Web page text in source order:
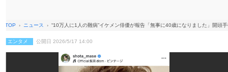
TOP ニュース “10万人に1人の難病”イケメン俳優が報告「無事に40歳になりました」開頭
エンタメ 公開日 2026/5/17 14:00